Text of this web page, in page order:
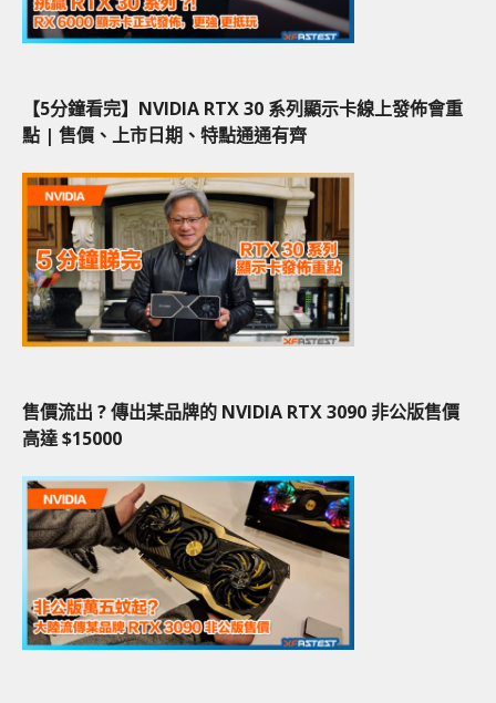
【5分鐘看完】NVIDIA RTX 30 系列顯示卡線上發佈會重
點 | 售價、上市日期、特點通通有齊
售價流出 ? 傳出某品牌的 NVIDIA RTX 3090 非公版售價
高達 $15000